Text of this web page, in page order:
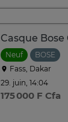
Casque
Neuf
BOSE
Fass, Dakar
29. juin, 14:04
175 000 F Cfa